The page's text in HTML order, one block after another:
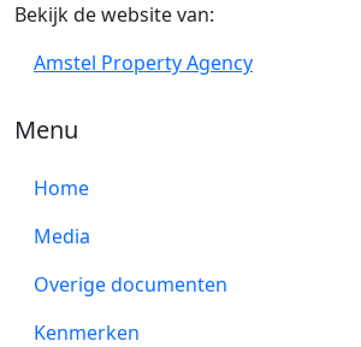
Bekijk de website van:
Amstel Property Agency
Menu
Home
Media
Overige documenten
Kenmerken